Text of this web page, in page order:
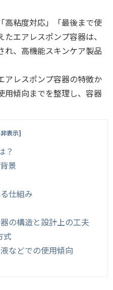
高粘度対応」「最後まで使
エアレスポンプ容器は、
れ、高機能スキンケア製品
アレスポンプ容器の特徴か
用傾向までを整理し、容器
表示]
？
景
仕組み
の構造と設計上の工夫
式
などでの使用傾向